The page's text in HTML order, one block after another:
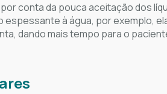
conta da pouca aceitação dos
à água, por exemplo,
dando mais tempo para o